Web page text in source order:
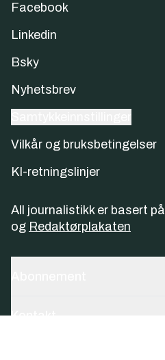
Facebook
Linkedin
Bsky
Nyhetsbrev
Vilkår og bruksbetingelser
KI-retningslinjer
All journalistikk er basert på
og Redaktørplakaten